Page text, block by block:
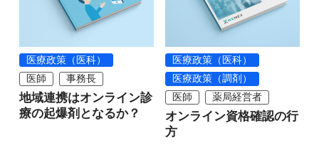
医療政策（医科）
医師
事務長
地域連携はオンライン診
療の起爆剤となるか？
医療政策（医科）
医療政策（調剤）
医師
薬局経営者
オンライン資格確認の行
方